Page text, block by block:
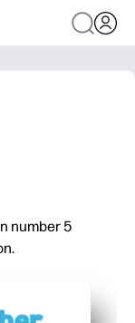
number 5